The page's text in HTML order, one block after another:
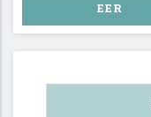
EER